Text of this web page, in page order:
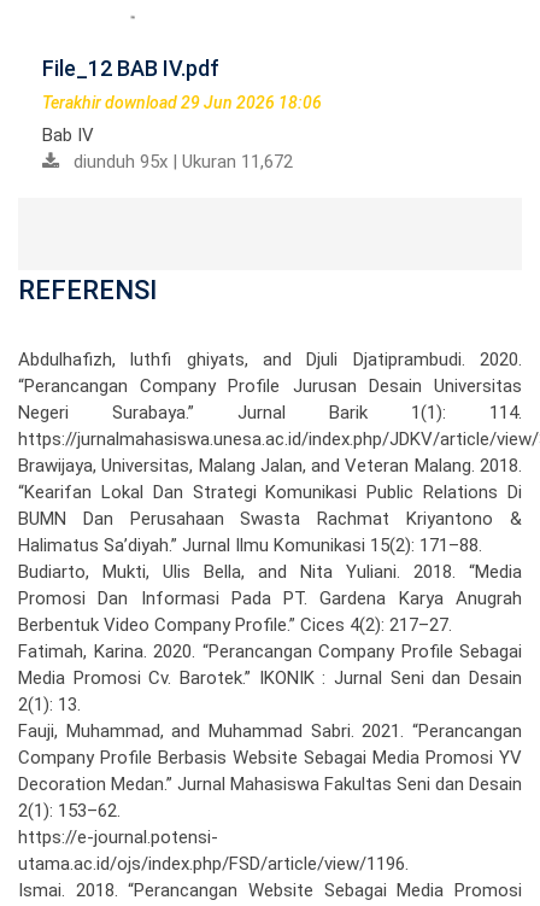
File_12 BAB IV.pdf
Terakhir download 29 Jun 2026 18:06
Bab IV
diunduh 95x | Ukuran 11,672
REFERENSI
Abdulhafizh, luthfi ghiyats, and Djuli Djatiprambudi. 2020.
“Perancangan Company Profile Jurusan Desain Universitas
Negeri Surabaya.” Jurnal Barik 1(1): 114.
https://jurnalmahasiswa.unesa.ac.id/index.php/JDKV/article/
Brawijaya, Universitas, Malang Jalan, and Veteran Malang. 2018.
“Kearifan Lokal Dan Strategi Komunikasi Public Relations Di
BUMN Dan Perusahaan Swasta Rachmat Kriyantono &
Halimatus Sa’diyah.” Jurnal Ilmu Komunikasi 15(2): 171–88.
Budiarto, Mukti, Ulis Bella, and Nita Yuliani. 2018. “Media
Promosi Dan Informasi Pada PT. Gardena Karya Anugrah
Berbentuk Video Company Profile.” Cices 4(2): 217–27.
Fatimah, Karina. 2020. “Perancangan Company Profile Sebagai
Media Promosi Cv. Barotek.” IKONIK : Jurnal Seni dan Desain
2(1): 13.
Fauji, Muhammad, and Muhammad Sabri. 2021. “Perancangan
Company Profile Berbasis Website Sebagai Media Promosi YV
Decoration Medan.” Jurnal Mahasiswa Fakultas Seni dan Desain
2(1): 153–62.
https://e-journal.potensi-
utama.ac.id/ojs/index.php/FSD/article/view/1196.
Ismai. 2018. “Perancangan Website Sebagai Media Promosi